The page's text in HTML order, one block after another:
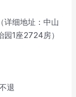
细地址：中山
1座2724房）
退